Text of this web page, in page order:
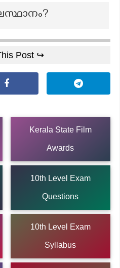
Post ↪
Kerala State Film
Awards
10th Level Exam
Questions
10th Level Exam
Syllabus